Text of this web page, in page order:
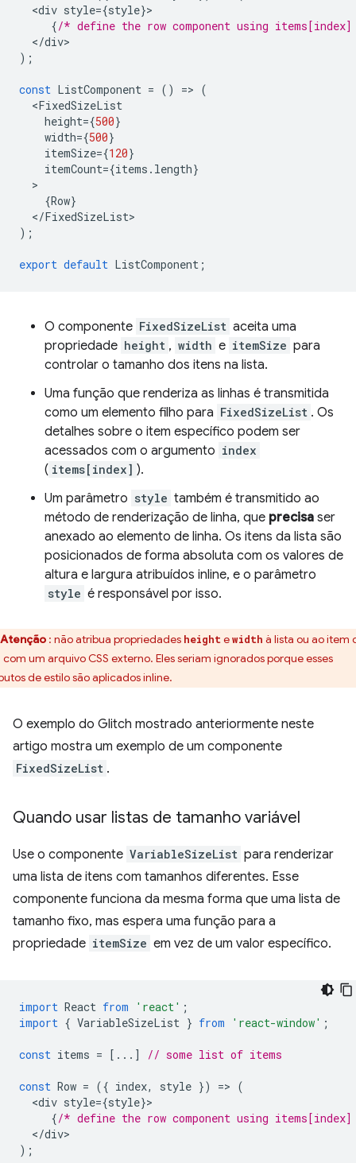
<div style={style}
{/* define the row component using
</div
);
const ListComponent = () => (
<FixedSizeList
height={500}
width={500}
itemSize={120}
itemCount={items . length}
{Row}
</FixedSizeList
);
export default ListComponent ;
O componente FixedSizeList aceita uma
propriedade height , width e itemSize para
controlar o tamanho dos itens na lista.
Uma função que renderiza as linhas é transmitida
como um elemento filho para FixedSizeList . Os
detalhes sobre o item específico podem ser
acessados com o argumento index
( items[index] ).
Um parâmetro style também é transmitido ao
método de renderização de linha, que precisa ser
anexado ao elemento de linha. Os itens da lista são
posicionados de forma absoluta com os valores de
altura e largura atribuídos inline, e o parâmetro
style é responsável por isso.
Atenção : não atribua propriedades height ewidth à lista ou ao item
com um arquivo CSS externo. Eles seriam ignorados porque esses
de estilo são aplicados inline.
O exemplo do Glitch mostrado anteriormente neste
artigo mostra um exemplo de um componente
FixedSizeList .
Quando usar listas de tamanho variável
Use o componente VariableSizeList para renderizar
uma lista de itens com tamanhos diferentes. Esse
componente funciona da mesma forma que uma lista de
tamanho fixo, mas espera uma função para a
propriedade itemSize em vez de um valor específico.
import React from 'react' ;
import { VariableSizeList } from 'react-window' ;
const items = [...] // some list of items
const Row = ({ index, style }) => (
<div style={style}
{/* define the row component using
</div
);